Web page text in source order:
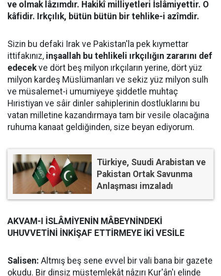
ve olmak lâzımdır. Hakikî milliyetleri İslâmiyettir. O
kâfidir. Irkçılık, bütün bütün bir tehlike-i azîmdir.
Sizin bu defaki Irak ve Pakistan'la pek kıymettar
ittifakınız, inşaallah bu tehlikeli ırkçılığın zararını def
edecekve dört beş milyon ırkçıların yerine, dört yüz
milyon kardeş Müslümanları ve sekiz yüz milyon sulh
ve müsalemet-i umumiyeye şiddetle muhtaç
Hıristiyan ve sâir dinler sahiplerinin dostluklarını bu
vatan milletine kazandırmaya tam bir vesile olacağına
ruhuma kanaat geldiğinden, size beyan ediyorum.
Türkiye, Suudi Arabistan ve
Pakistan Ortak Savunma
Anlaşması imzaladı
AKVAM-I İSLÂMİYENİN MÂBEYNİNDEKİ
UHUVVETİNİ İNKİŞAF ETTİRMEYE İKİ VESİLE
Salisen: Altmış beş sene evvel bir vali bana bir gazete
okudu. Bir dinsiz müstemlekât nâzırı Kur'ân'ı elinde